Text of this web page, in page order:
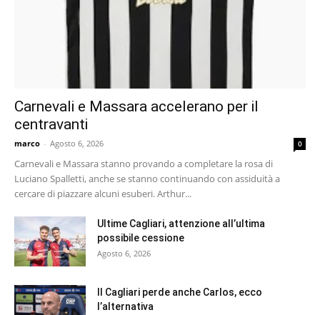
Carnevali e Massara accelerano per il
centravanti
marco - Agosto 6, 2026 0
Carnevali e Massara stanno provando a completare la rosa di
Luciano Spalletti, anche se stanno continuando con assiduità a
cercare di piazzare alcuni esuberi. Arthur...
Ultime Cagliari, attenzione all’ultima
possibile cessione
Agosto 6, 2026
Il Cagliari perde anche Carlos, ecco
l’alternativa